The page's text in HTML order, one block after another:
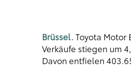
Brüssel. Toyota Motor
Verkäufe stiegen um
Davon entfielen